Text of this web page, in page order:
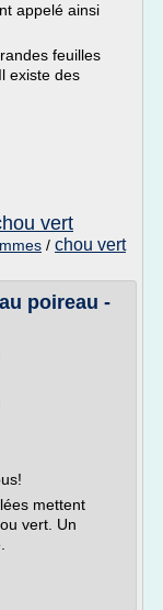
appelé ainsi
feuilles
existe des
vert
/ chou vert
poireau -
mettent
vert. Un